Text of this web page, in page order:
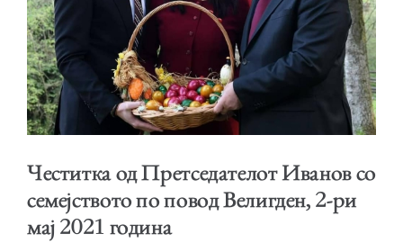
АКТИВНОСТИ
ОБРАЌАЊА
Честитка од Претседателот Иванов со
семејството по повод Велигден, 2-ри
мај 2021 година